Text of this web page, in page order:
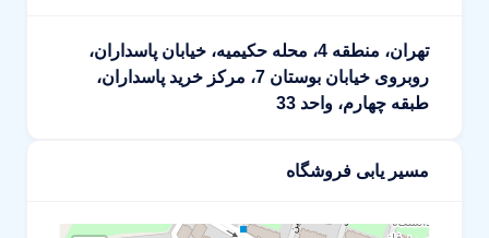
تهران، منطقه 4، محله حکیمیه، خیابان پاسداران،
روبروی خیابان بوستان 7، مرکز خرید پاسداران،
طبقه چهارم، واحد 33
مسیر یابی فروشگاه